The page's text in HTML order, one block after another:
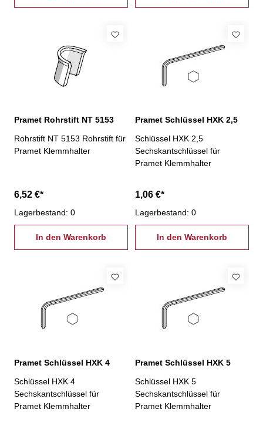
Pramet Rohrstift NT 5153
Rohrstift NT 5153 Rohrstift für
Pramet Klemmhalter
6,52 €*
Lagerbestand: 0
In den Warenkorb
Pramet Schlüssel HXK 2,5
Schlüssel HXK 2,5
Sechskantschlüssel für
Pramet Klemmhalter
1,06 €*
Lagerbestand: 0
In den Warenkorb
Pramet Schlüssel HXK 4
Schlüssel HXK 4
Sechskantschlüssel für
Pramet Klemmhalter
Pramet Schlüssel HXK 5
Schlüssel HXK 5
Sechskantschlüssel für
Pramet Klemmhalter